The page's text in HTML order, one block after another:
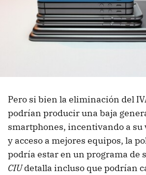
Pero si bien la eliminación del
podrían producir una baja
smartphones, incentivando a su
y acceso a mejores equipos, la
podría estar en un programa de
CIUdetalla incluso que podrían